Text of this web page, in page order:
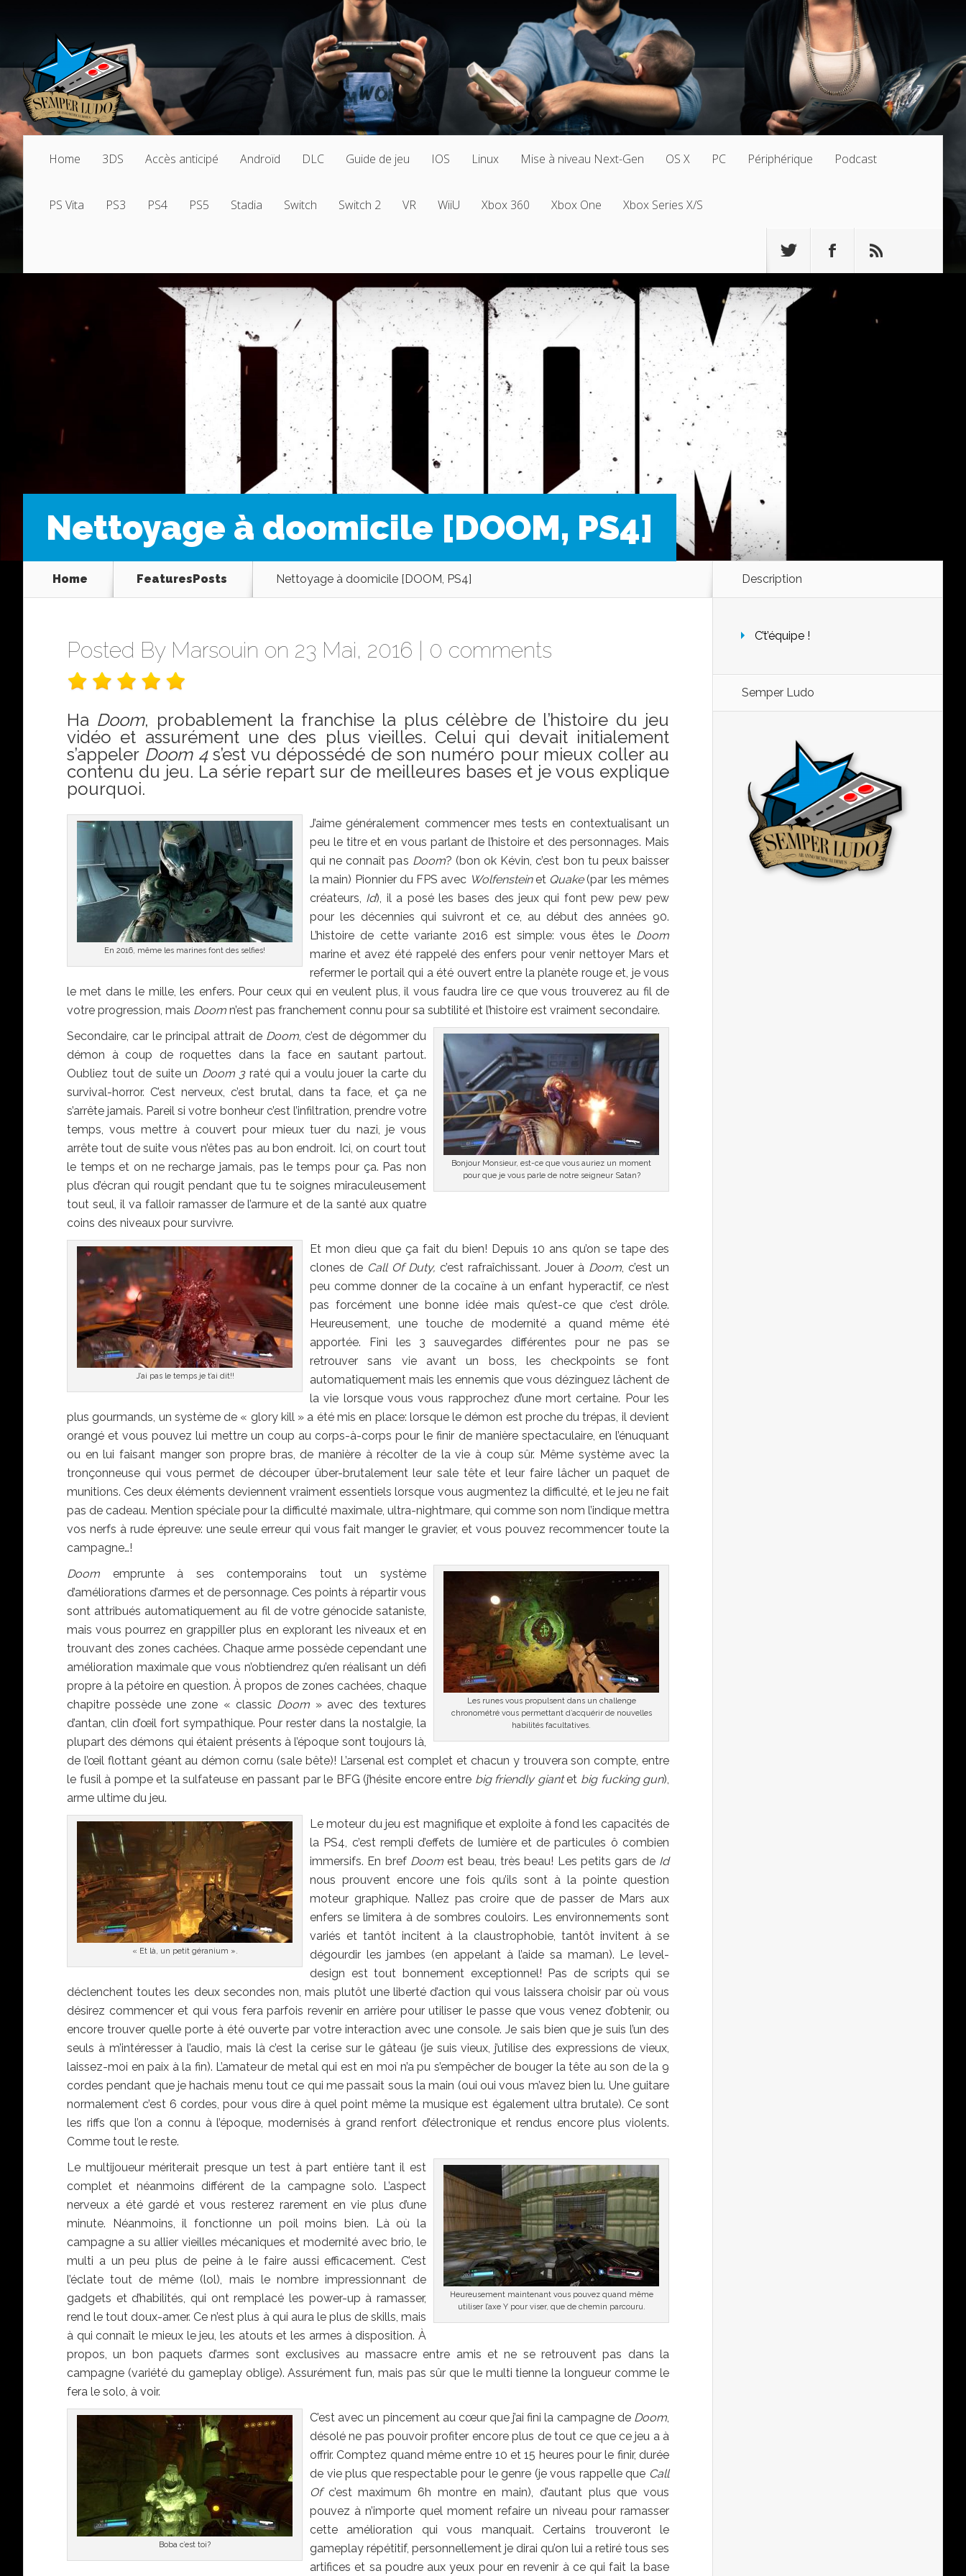
Home 3DS Accès anticipé Androïd DLC Guide de jeu IOS Linux Mise à niveau Next-Gen OS X PC Périphérique Podcast
PS Vita PS3 PS4 PS5 Stadia Switch Switch 2 VR WiiU Xbox 360 Xbox One Xbox Series X/S
Nettoyage à doomicile [DOOM, PS4]
Home FeaturesPosts Nettoyage à doomicile [DOOM, PS4]
Posted By Marsouin on 23 Mai, 2016 | 0 comments
Ha Doom, probablement la franchise la plus célèbre de l’histoire du jeu
vidéo et assurément une des plus vieilles. Celui qui devait initialement
s’appeler Doom 4s’est vu dépossédé de son numéro pour mieux coller au
contenu du jeu. La série repart sur de meilleures bases et je vous explique
pourquoi.
En 2016, même les marines font des selfies!
J’aime généralement commencer mes tests en contextualisant un
peu le titre et en vous parlant de l’histoire et des personnages. Mais
qui ne connaît pas Doom? (bon ok Kévin, c’est bon tu peux baisser
la main) Pionnier du FPS avec Wolfensteinet Quake(par les mêmes
créateurs, Id), il a posé les bases des jeux qui font pew pew pew
pour les décennies qui suivront et ce, au début des années 90.
L’histoire de cette variante 2016 est simple: vous êtes le Doom
marine et avez été rappelé des enfers pour venir nettoyer Mars et
refermer le portail qui a été ouvert entre la planète rouge et, je vous
le met dans le mille, les enfers. Pour ceux qui en veulent plus, il vous faudra lire ce que vous trouverez au fil de
votre progression, mais Doom n’est pas franchement connu pour sa subtilité et l’histoire est vraiment secondaire.
Bonjour Monsieur, est-ce que vous auriez un moment
pour que je vous parle de notre seigneur Satan?
Secondaire, car le principal attrait de Doom, c’est de dégommer du
démon à coup de roquettes dans la face en sautant partout.
Oubliez tout de suite un Doom 3raté qui a voulu jouer la carte du
survival-horror. C’est nerveux, c’est brutal, dans ta face, et ça ne
s’arrête jamais. Pareil si votre bonheur c’est l’infiltration, prendre votre
temps, vous mettre à couvert pour mieux tuer du nazi, je vous
arrête tout de suite vous n’êtes pas au bon endroit. Ici, on court tout
le temps et on ne recharge jamais, pas le temps pour ça. Pas non
plus d’écran qui rougit pendant que tu te soignes miraculeusement
tout seul, il va falloir ramasser de l’armure et de la santé aux quatre
coins des niveaux pour survivre.
J’ai pas le temps je t’ai dit!!
Et mon dieu que ça fait du bien! Depuis 10 ans qu’on se tape des
clones de Call Of Duty, c’est rafraîchissant. Jouer à Doom, c’est un
peu comme donner de la cocaïne à un enfant hyperactif, ce n’est
pas forcément une bonne idée mais qu’est-ce que c’est drôle.
Heureusement, une touche de modernité a quand même été
apportée. Fini les 3 sauvegardes différentes pour ne pas se
retrouver sans vie avant un boss, les checkpoints se font
automatiquement mais les ennemis que vous dézinguez lâchent de
la vie lorsque vous vous rapprochez d’une mort certaine. Pour les
plus gourmands, un système de « glory kill » a été mis en place: lorsque le démon est proche du trépas, il devient
orangé et vous pouvez lui mettre un coup au corps-à-corps pour le finir de manière spectaculaire, en l’énuquant
ou en lui faisant manger son propre bras, de manière à récolter de la vie à coup sûr. Même système avec la
tronçonneuse qui vous permet de découper über-brutalement leur sale tête et leur faire lâcher un paquet de
munitions. Ces deux éléments deviennent vraiment essentiels lorsque vous augmentez la difficulté, et le jeu ne fait
pas de cadeau. Mention spéciale pour la difficulté maximale, ultra-nightmare, qui comme son nom l’indique mettra
vos nerfs à rude épreuve: une seule erreur qui vous fait manger le gravier, et vous pouvez recommencer toute la
campagne…!
Les runes vous propulsent dans un challenge
chronométré vous permettant d’acquérir de nouvelles
habilités facultatives.
Doom emprunte à ses contemporains tout un système
d’améliorations d’armes et de personnage. Ces points à répartir vous
sont attribués automatiquement au fil de votre génocide sataniste,
mais vous pourrez en grappiller plus en explorant les niveaux et en
trouvant des zones cachées. Chaque arme possède cependant une
amélioration maximale que vous n’obtiendrez qu’en réalisant un défi
propre à la pétoire en question. À propos de zones cachées, chaque
chapitre possède une zone « classic Doom » avec des textures
d’antan, clin d’œil fort sympathique. Pour rester dans la nostalgie, la
plupart des démons qui étaient présents à l’époque sont toujours là,
de l’œil flottant géant au démon cornu (sale bête)! L’arsenal est complet et chacun y trouvera son compte, entre
le fusil à pompe et la sulfateuse en passant par le BFG (j’hésite encore entre big friendly giantet big fucking gun),
arme ultime du jeu.
« Et là, un petit géranium ».
Le moteur du jeu est magnifique et exploite à fond les capacités de
la PS4, c’est rempli d’effets de lumière et de particules ô combien
immersifs. En bref Doom est beau, très beau! Les petits gars de Id
nous prouvent encore une fois qu’ils sont à la pointe question
moteur graphique. N’allez pas croire que de passer de Mars aux
enfers se limitera à de sombres couloirs. Les environnements sont
variés et tantôt incitent à la claustrophobie, tantôt invitent à se
dégourdir les jambes (en appelant à l’aide sa maman). Le level-
design est tout bonnement exceptionnel! Pas de scripts qui se
déclenchent toutes les deux secondes non, mais plutôt une liberté d’action qui vous laissera choisir par où vous
désirez commencer et qui vous fera parfois revenir en arrière pour utiliser le passe que vous venez d’obtenir, ou
encore trouver quelle porte à été ouverte par votre interaction avec une console. Je sais bien que je suis l’un des
seuls à m’intéresser à l’audio, mais là c’est la cerise sur le gâteau (je suis vieux, j’utilise des expressions de vieux,
laissez-moi en paix à la fin). L’amateur de metal qui est en moi n’a pu s’empêcher de bouger la tête au son de la 9
cordes pendant que je hachais menu tout ce qui me passait sous la main (oui oui vous m’avez bien lu. Une guitare
normalement c’est 6 cordes, pour vous dire à quel point même la musique est également ultra brutale). Ce sont
les riffs que l’on a connu à l’époque, modernisés à grand renfort d’électronique et rendus encore plus violents.
Comme tout le reste.
Heureusement maintenant vous pouvez quand même
utiliser l’axe Y pour viser, que de chemin parcouru.
Le multijoueur mériterait presque un test à part entière tant il est
complet et néanmoins différent de la campagne solo. L’aspect
nerveux a été gardé et vous resterez rarement en vie plus d’une
minute. Néanmoins, il fonctionne un poil moins bien. Là où la
campagne a su allier vieilles mécaniques et modernité avec brio, le
multi a un peu plus de peine à le faire aussi efficacement. C’est
l’éclate tout de même (lol), mais le nombre impressionnant de
gadgets et d’habilités, qui ont remplacé les power-up à ramasser,
rend le tout doux-amer. Ce n’est plus à qui aura le plus de skills, mais
à qui connaît le mieux le jeu, les atouts et les armes à disposition. À
propos, un bon paquets d’armes sont exclusives au massacre entre amis et ne se retrouvent pas dans la
campagne (variété du gameplay oblige). Assurément fun, mais pas sûr que le multi tienne la longueur comme le
fera le solo, à voir.
Boba c’est toi?
C’est avec un pincement au cœur que j’ai fini la campagne de Doom,
désolé ne pas pouvoir profiter encore plus de tout ce que ce jeu a à
offrir. Comptez quand même entre 10 et 15 heures pour le finir, durée
de vie plus que respectable pour le genre (je vous rappelle que Call
Ofc’est maximum 6h montre en main), d’autant plus que vous
pouvez à n’importe quel moment refaire un niveau pour ramasser
cette amélioration qui vous manquait. Certains trouveront le
gameplay répétitif, personnellement je dirai qu’on lui a retiré tous ses
artifices et sa poudre aux yeux pour en revenir à ce qui fait la base
Description
C’t’équipe !
Semper Ludo